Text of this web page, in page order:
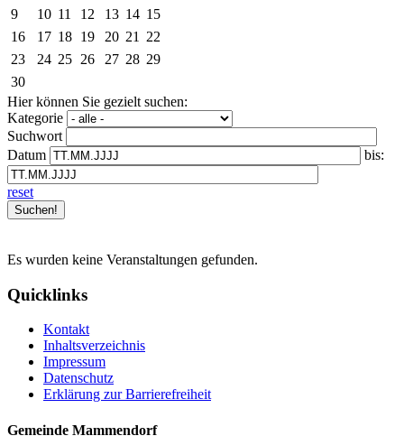
9
10 11 12 13 14 15
16
17 18 19 20 21
22
23
24 25 26 27 28 29
30
Hier können Sie gezielt suchen:
Kategorie
Suchwort
Datum
bis:
reset
Es wurden keine Veranstaltungen gefunden.
Quicklinks
Kontakt
Inhaltsverzeichnis
Impressum
Datenschutz
Erklärung zur Barrierefreiheit
Gemeinde Mammendorf